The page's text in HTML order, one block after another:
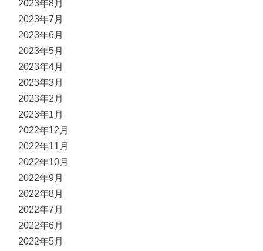
2023年8月
2023年7月
2023年6月
2023年5月
2023年4月
2023年3月
2023年2月
2023年1月
2022年12月
2022年11月
2022年10月
2022年9月
2022年8月
2022年7月
2022年6月
2022年5月